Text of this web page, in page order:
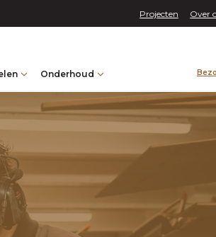
Projecten Over
Onderhoud